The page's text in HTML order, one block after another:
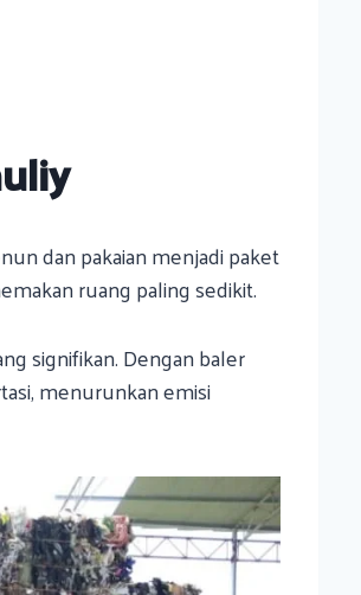
dan pakaian menjadi paket
ruang paling sedikit.
signifikan. Dengan baler
menurunkan emisi